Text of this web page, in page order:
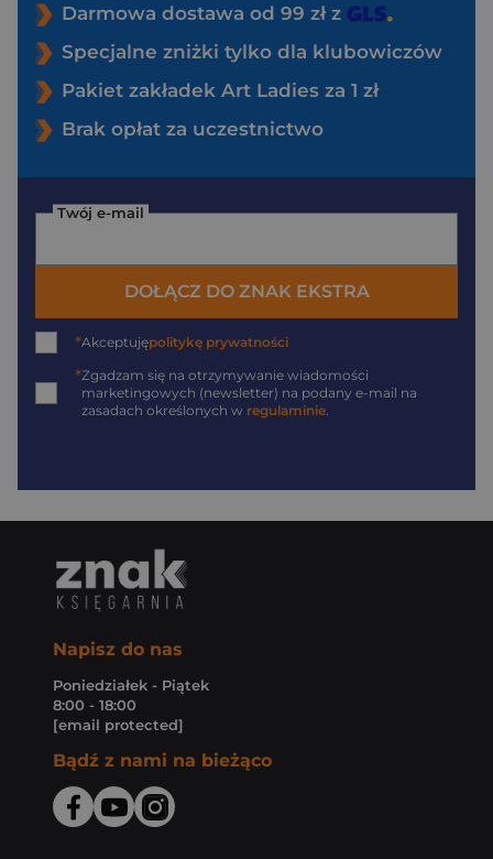
Darmowa dostawa od 99 zł z
Specjalne zniżki tylko dla klubowiczów
Pakiet zakładek Art Ladies za 1 zł
Brak opłat za uczestnictwo
Twój e-mail
DOŁĄCZ DO ZNAK EKSTRA
*Akceptujępolitykę prywatności
*Zgadzam się na otrzymywanie wiadomości
marketingowych (newsletter) na podany e-mail na
zasadach określonych w regulaminie
Napisz do nas
Poniedziałek - Piątek
8:00 - 18:00
[email protected]
Bądź z nami na bieżąco